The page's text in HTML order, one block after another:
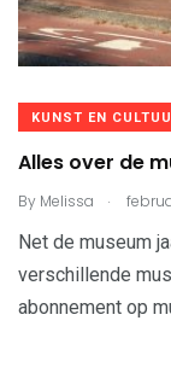
KUNST EN
Alles over de
By Melissa .
Net de museum
verschillende
abonnement op